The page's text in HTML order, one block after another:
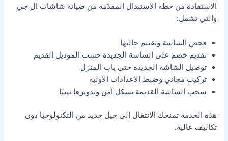
الاستفادة من خطة الاستبدال المقدّمة من صيانه شاشات ال جي
والتي تشمل:
فحص الشاشة وتقييم حالتها
تقديم خصم على الشاشة الجديدة حسب الموديل القديم
توصيل الشاشة الجديدة حتى باب المنزل
تركيب مجاني وضبط الإعدادات الأولية
سحب الشاشة القديمة بشكل آمن وتدويرها بيئيًا
هذه الخدمة تمنحك الانتقال إلى جيل جديد من التكنولوجيا دون
تكاليف عالية.